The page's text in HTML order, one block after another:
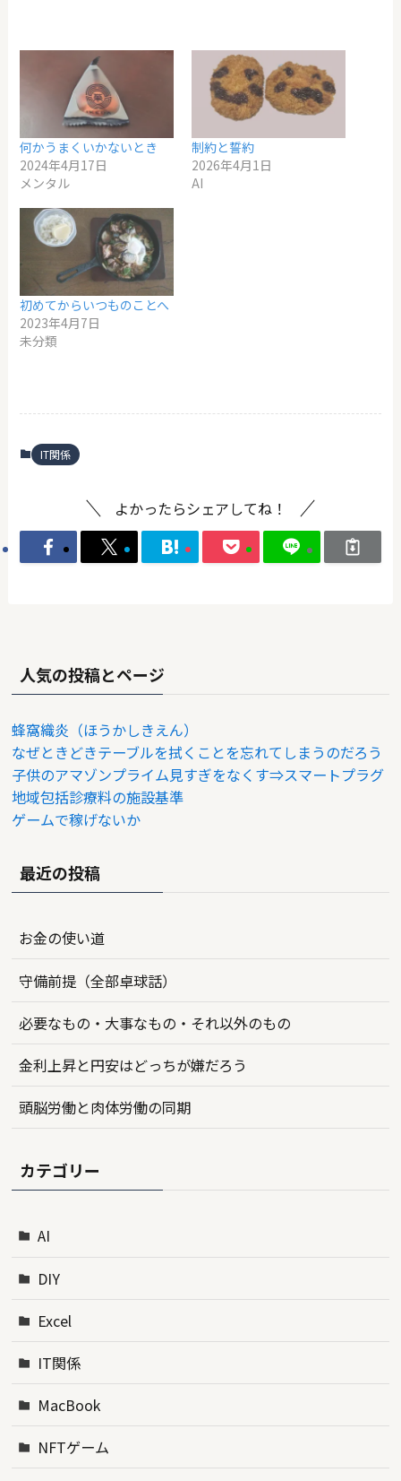
何かうまくいかないとき
2024年4月17日
メンタル
制約と誓約
2026年4月1日
AI
初めてからいつものことへ
2023年4月7日
未分類
IT関係
よかったらシェアしてね！
人気の投稿とページ
蜂窩織炎（ほうかしきえん）
なぜときどきテーブルを拭くことを忘れてしまうのだろう
子供のアマゾンプライム見すぎをなくす⇒スマートプラグ
地域包括診療料の施設基準
ゲームで稼げないか
最近の投稿
お金の使い道
守備前提（全部卓球話）
必要なもの・大事なもの・それ以外のもの
金利上昇と円安はどっちが嫌だろう
頭脳労働と肉体労働の同期
カテゴリー
AI
DIY
Excel
IT関係
MacBook
NFTゲーム